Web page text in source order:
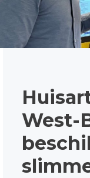
West-